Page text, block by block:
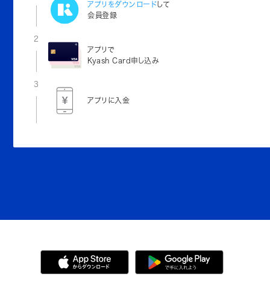
アプリをダウンロードして
会員登録
2
アプリで
Kyash Card申し込み
3
アプリに入金